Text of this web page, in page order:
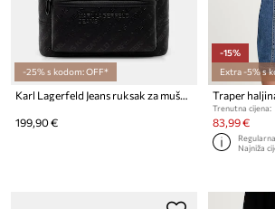
-25% s kodom: OFF*
199,90 €
-15%
Extra -5% s
Traper
Trenutna cijena:
83,99 €
Najniža